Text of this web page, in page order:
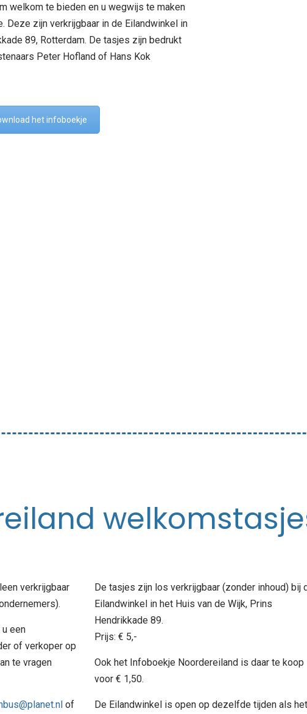
welkom te bieden en u wegwijs te maken
Deze zijn verkrijgbaar in de Eilandwinkel in
89, Rotterdam. De tasjes zijn bedrukt
Peter Hofland of Hans Kok
het infoboekje
verkrijgbaar
een
of verkoper op
te vragen
of
De tasjes zijn los verkrijgbaar (zonder inhoud) bij
Eilandwinkel in het Huis van de Wijk, Prins
Hendrikkade 89.
Prijs: € 5,-
Ook het Infoboekje Noordereiland is daar te koop
voor € 1,50.
De Eilandwinkel is open op dezelfde tijden als het